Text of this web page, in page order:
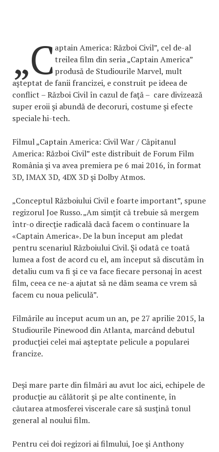
„C aptain America: Război Civil”, cel de-al
treilea film din seria „Captain America”
produsă de Studiourile Marvel, mult
aşteptat de fanii francizei, e construit pe ideea de
conflict – Război Civil în cazul de faţă – care divizează
super eroii şi abundă de decoruri, costume şi efecte
speciale hi-tech.
Filmul „Captain America: Civil War / Căpitanul
America: Război Civil” este distribuit de Forum Film
România şi va avea premiera pe 6 mai 2016, în format
3D, IMAX 3D, 4DX 3D şi Dolby Atmos.
„Conceptul Războiului Civil e foarte important”, spune
regizorul Joe Russo. „Am simţit că trebuie să mergem
într-o direcţie radicală dacă facem o continuare la
«Captain America». De la bun început am pledat
pentru scenariul Războiului Civil. Şi odată ce toată
lumea a fost de acord cu el, am început să discutăm în
detaliu cum va fi şi ce va face fiecare personaj în acest
film, ceea ce ne-a ajutat să ne dăm seama ce vrem să
facem cu noua peliculă”.
Filmările au început acum un an, pe 27 aprilie 2015, la
Studiourile Pinewood din Atlanta, marcând debutul
producţiei celei mai aşteptate pelicule a popularei
francize.
Deşi mare parte din filmări au avut loc aici, echipele de
producţie au călătorit şi pe alte continente, în
căutarea atmosferei viscerale care să susţină tonul
general al noului film.
Pentru cei doi regizori ai filmului, Joe şi Anthony